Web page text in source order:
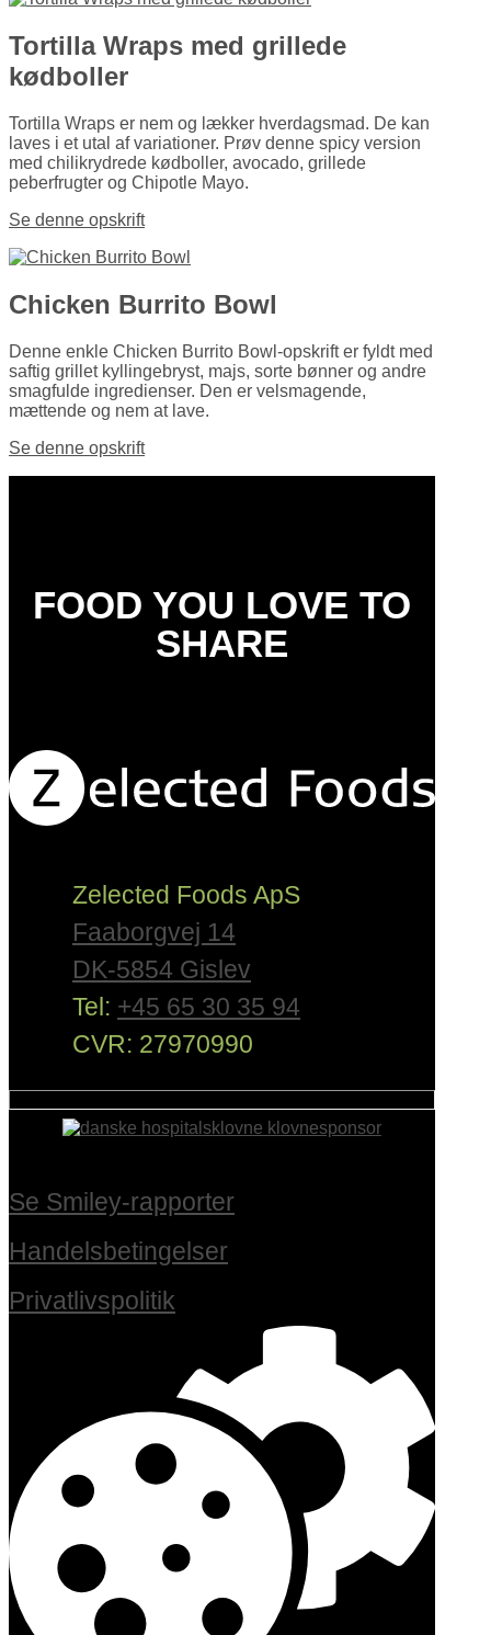
Tortilla Wraps med grillede
kødboller
Tortilla Wraps er nem og lækker hverdagsmad. De kan
laves i et utal af variationer. Prøv denne spicy version
med chilikrydrede kødboller, avocado, grillede
peberfrugter og Chipotle Mayo.
Se denne opskrift
Chicken Burrito Bowl
Denne enkle Chicken Burrito Bowl-opskrift er fyldt med
saftig grillet kyllinge­bryst, majs, sorte bønner og andre
smagfulde ingredi­enser. Den er velsmagende,
mættende og nem at lave.
Se denne opskrift
FOOD YOU LOVE TO
SHARE
Zelected Foods ApS
Faaborgvej 14
DK-5854 Gislev
Tel: +45 65 30 35 94
CVR: 27970990
Se Smiley-rapporter
Handelsbetingelser
Privatlivspolitik